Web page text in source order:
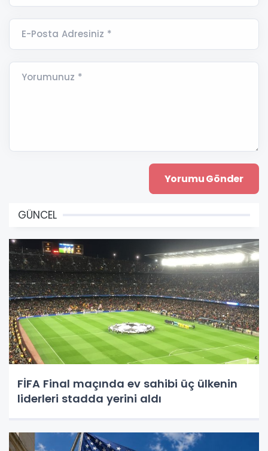
E-Posta Adresiniz *
Yorumunuz *
GÜNCEL
FİFA Final maçında ev sahibi üç ülkenin
liderleri stadda yerini aldı